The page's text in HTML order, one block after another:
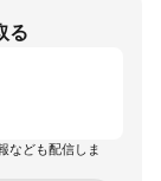
る
なども配信しま